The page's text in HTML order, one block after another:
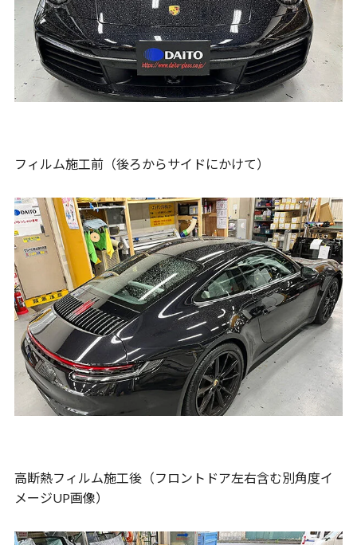
フィルム施工前（後ろからサイドにかけて）
高断熱フィルム施工後（フロントドア左右含む別角度イ
メージUP画像）